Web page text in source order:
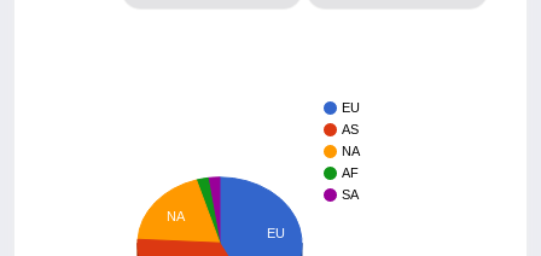
EU
AS
NA
AF
SA
EU
NA